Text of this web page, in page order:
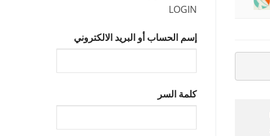
LOGIN
إسم الحساب أو البريد الالكتروني
كلمة السر